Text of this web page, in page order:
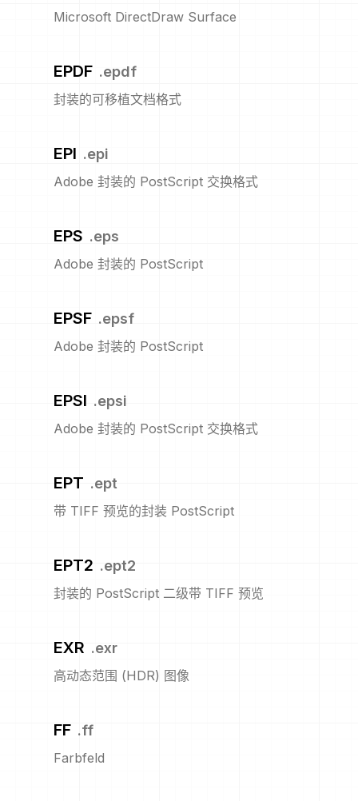
Microsoft DirectDraw Surface
EPDF .epdf
封装的可移植文档格式
EPI .epi
Adobe 封装的 PostScript 交换格式
EPS .eps
Adobe 封装的 PostScript
EPSF .epsf
Adobe 封装的 PostScript
EPSI .epsi
Adobe 封装的 PostScript 交换格式
EPT .ept
带 TIFF 预览的封装 PostScript
EPT2 .ept2
封装的 PostScript 二级带 TIFF 预览
EXR .exr
高动态范围 (HDR) 图像
FF .ff
Farbfeld